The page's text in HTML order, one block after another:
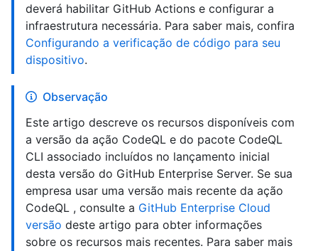
deverá habilitar GitHub Actions e configurar a
infraestrutura necessária. Para saber mais, confira
Configurando a verificação de código para seu
dispositivo.
Observação
Este artigo descreve os recursos disponíveis com
a versão da ação CodeQL e do pacote CodeQL
CLI associado incluídos no lançamento inicial
desta versão do GitHub Enterprise Server. Se sua
empresa usar uma versão mais recente da ação
CodeQL , consulte a GitHub Enterprise Cloud
versão deste artigo para obter informações
sobre os recursos mais recentes. Para saber mais